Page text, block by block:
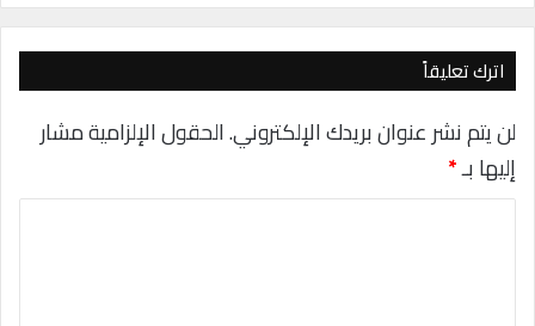
ب
ا
ت
د
ق
ي
ق
ة
اترك تعليقاً
لن يتم نشر عنوان بريدك الإلكتروني.الحقول الإلزامية مشار
إليها بـ*